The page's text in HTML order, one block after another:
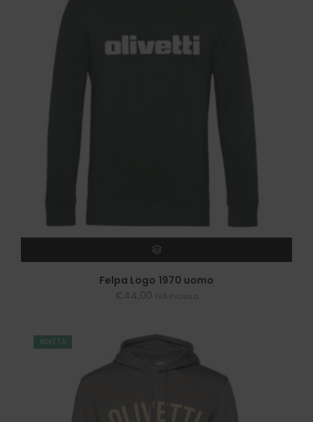
SCEGLI
Felpa Logo 1970 uomo
€44,00 IVA inclusa
NOVITÀ